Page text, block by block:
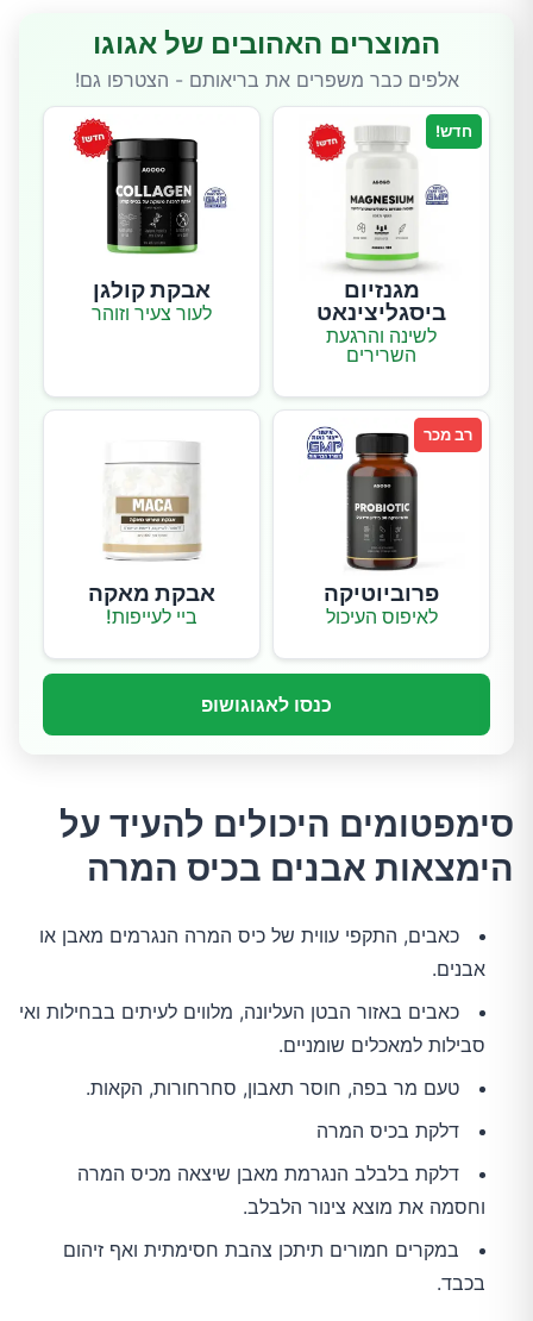
המוצרים האהובים של אגוגו
אלפים כבר משפרים את בריאותם - הצטרפו גם!
חדש!
מגנזיום
ביסגליצינאט
לשינה והרגעת
השרירים
אבקת קולגן
לעור צעיר וזוהר
רב מכר
פרוביוטיקה
לאיפוס העיכול
אבקת מאקה
ביי לעייפות!
כנסו לאגוגושופ
סימפטומים היכולים להעיד על
הימצאות אבנים בכיס המרה
כאבים, התקפי עווית של כיס המרה הנגרמים מאבן או
אבנים.
כאבים באזור הבטן העליונה, מלווים לעיתים בבחילות ואי
סבילות למאכלים שומניים.
טעם מר בפה, חוסר תאבון, סחרחורות, הקאות.
דלקת בכיס המרה
דלקת בלבלב הנגרמת מאבן שיצאה מכיס המרה
וחסמה את מוצא צינור הלבלב.
במקרים חמורים תיתכן צהבת חסימתית ואף זיהום
בכבד.